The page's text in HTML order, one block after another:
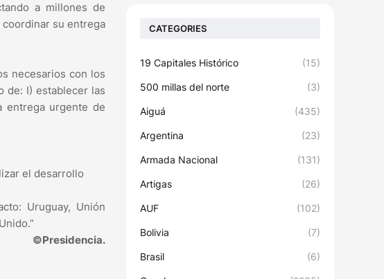
a millones de
su entrega
necesarios con los
de: I) establecer las
entrega urgente de
el desarrollo
Uruguay, Unión
©Presidencia.
CATEGORIES
19 Capitales Histórico (15)
500 millas del norte (3)
Aiguá (435)
Argentina (23)
Armada Nacional (131)
Artigas (26)
AUF (102)
Bolivia (7)
Brasil (6)